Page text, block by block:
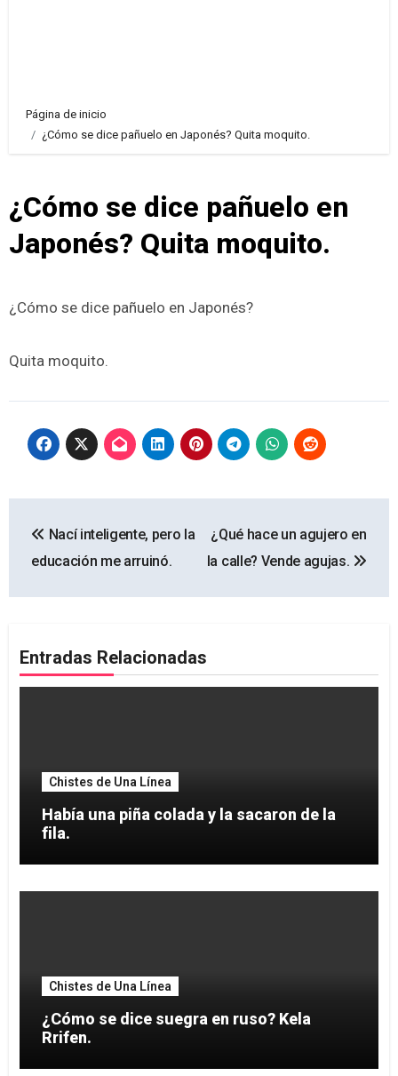
Página de inicio
¿Cómo se dice pañuelo en Japonés? Quita moquito.
¿Cómo se dice pañuelo en
Japonés? Quita moquito.
¿Cómo se dice pañuelo en Japonés?
Quita moquito.
de
entradas
Nací inteligente, pero la
educación me arruinó.
¿Qué hace un agujero en
la calle? Vende agujas.
Entradas Relacionadas
Chistes de Una Línea
Había una piña colada y la sacaron de la
fila.
Chistes de Una Línea
¿Cómo se dice suegra en ruso? Kela
Rrifen.